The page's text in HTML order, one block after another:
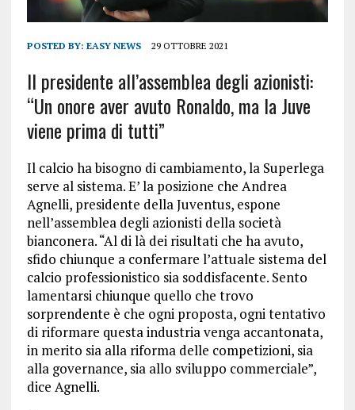
POSTED BY: EASY NEWS 29 OTTOBRE 2021
Il presidente all’assemblea degli azionisti:
“Un onore aver avuto Ronaldo, ma la Juve
viene prima di tutti”
Il calcio ha bisogno di cambiamento, la Superlega
serve al sistema. E’ la posizione che Andrea
Agnelli, presidente della Juventus, espone
nell’assemblea degli azionisti della società
bianconera. “Al di là dei risultati che ha avuto,
sfido chiunque a confermare l’attuale sistema del
calcio professionistico sia soddisfacente. Sento
lamentarsi chiunque quello che trovo
sorprendente è che ogni proposta, ogni tentativo
di riformare questa industria venga accantonata,
in merito sia alla riforma delle competizioni, sia
alla governance, sia allo sviluppo commerciale”,
dice Agnelli.